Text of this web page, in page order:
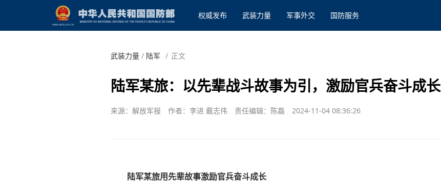
权威发布 武装力量 军事外交 国防服务
武装力量/ 陆军 / 正文
陆军某旅：以先辈战斗故事为引，激励官兵奋斗成长
来源：解放军报 作者：李进 戴志伟 责任编辑：陈磊 2024-11-04 08:36:26
陆军某旅用先辈故事激励官兵奋斗成长